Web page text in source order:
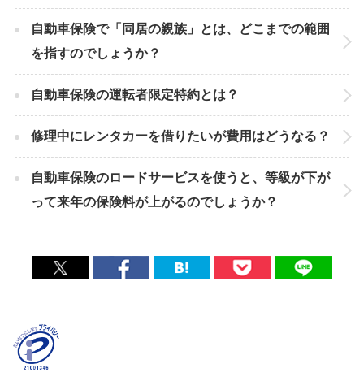
自動車保険で「同居の親族」とは、どこまでの範囲
を指すのでしょうか？
自動車保険の運転者限定特約とは？
修理中にレンタカーを借りたいが費用はどうなる？
自動車保険のロードサービスを使うと、等級が下が
って来年の保険料が上がるのでしょうか？